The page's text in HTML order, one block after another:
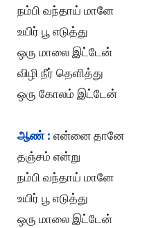
நம்பி வந்தாய் மானே
உயிர் பூ எடுத்து
ஒரு மாலை இட்டேன்
விழி நீர் தெளித்து
ஒரு கோலம் இட்டேன்
ஆண் : என்னை தானே
தஞ்சம் என்று
நம்பி வந்தாய் மானே
உயிர் பூ எடுத்து
ஒரு மாலை இட்டேன்